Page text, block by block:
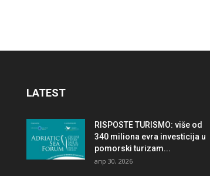
LATEST
RISPOSTE TURISMO: više od
340 miliona evra investicija u
pomorski turizam...
апр 30, 2026